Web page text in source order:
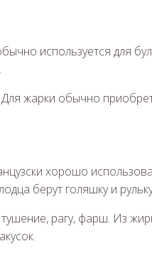
используется для
жарки обычно
хорошо
берут голяшку и
рагу, фарш. Из